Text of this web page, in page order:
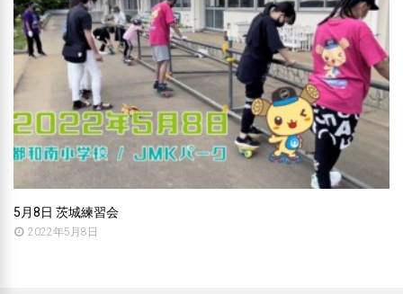
5月8日 茨城練習会
2022年5月8日